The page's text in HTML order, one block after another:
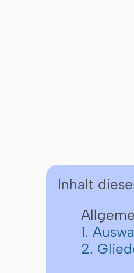
Inhalt
1.
2.